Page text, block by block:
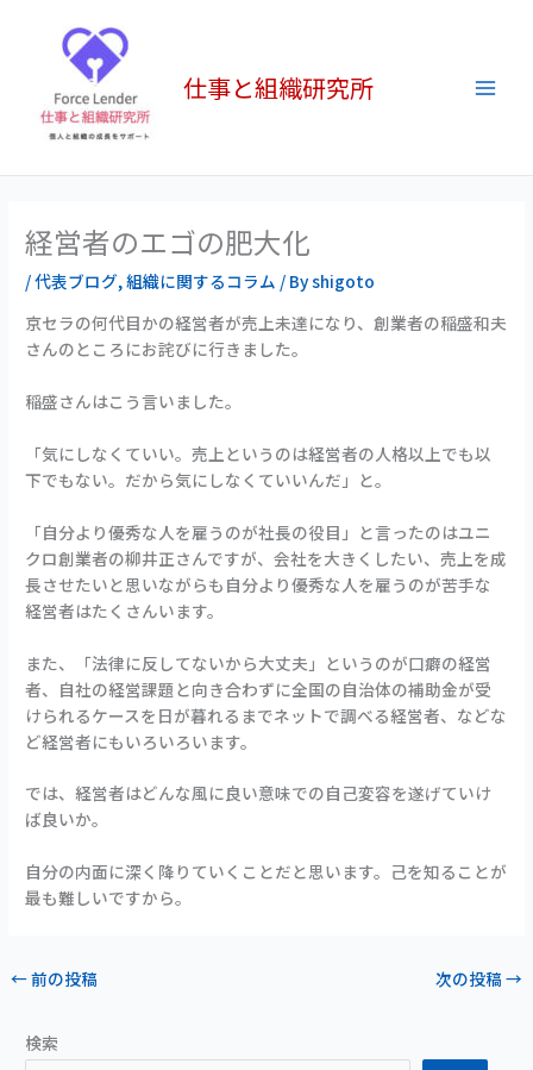
プ
仕事と組織研究所
経営者のエゴの肥大化
/代表ブログ,組織に関するコラム / Byshigoto
京セラの何代目かの経営者が売上未達になり、創業者の稲盛和夫
さんのところにお詫びに行きました。
稲盛さんはこう言いました。
「気にしなくていい。売上というのは経営者の人格以上でも以
下でもない。だから気にしなくていいんだ」と。
「自分より優秀な人を雇うのが社長の役目」と言ったのはユニ
クロ創業者の柳井正さんですが、会社を大きくしたい、売上を成
長させたいと思いながらも自分より優秀な人を雇うのが苦手な
経営者はたくさんいます。
また、「法律に反してないから大丈夫」というのが口癖の経営
者、自社の経営課題と向き合わずに全国の自治体の補助金が受
けられるケースを日が暮れるまでネットで調べる経営者、などな
ど経営者にもいろいろいます。
では、経営者はどんな風に良い意味での自己変容を遂げていけ
ば良いか。
自分の内面に深く降りていくことだと思います。己を知ることが
最も難しいですから。
←前の投稿 次の投稿 →
検索